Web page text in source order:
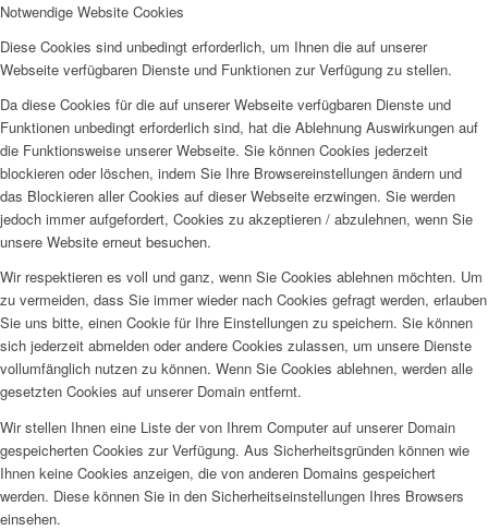
Notwendige Website Cookies
Diese Cookies sind unbedingt erforderlich, um Ihnen die auf unserer
Webseite verfügbaren Dienste und Funktionen zur Verfügung zu stellen.
Da diese Cookies für die auf unserer Webseite verfügbaren Dienste und
Funktionen unbedingt erforderlich sind, hat die Ablehnung Auswirkungen auf
die Funktionsweise unserer Webseite. Sie können Cookies jederzeit
blockieren oder löschen, indem Sie Ihre Browsereinstellungen ändern und
das Blockieren aller Cookies auf dieser Webseite erzwingen. Sie werden
jedoch immer aufgefordert, Cookies zu akzeptieren / abzulehnen, wenn Sie
unsere Website erneut besuchen.
Wir respektieren es voll und ganz, wenn Sie Cookies ablehnen möchten. Um
zu vermeiden, dass Sie immer wieder nach Cookies gefragt werden, erlauben
Sie uns bitte, einen Cookie für Ihre Einstellungen zu speichern. Sie können
sich jederzeit abmelden oder andere Cookies zulassen, um unsere Dienste
vollumfänglich nutzen zu können. Wenn Sie Cookies ablehnen, werden alle
gesetzten Cookies auf unserer Domain entfernt.
Wir stellen Ihnen eine Liste der von Ihrem Computer auf unserer Domain
gespeicherten Cookies zur Verfügung. Aus Sicherheitsgründen können wie
Ihnen keine Cookies anzeigen, die von anderen Domains gespeichert
werden. Diese können Sie in den Sicherheitseinstellungen Ihres Browsers
einsehen.